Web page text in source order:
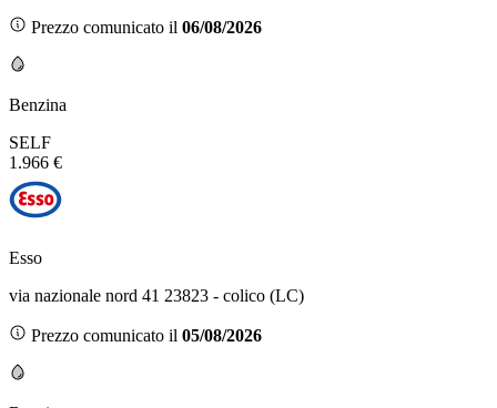
Prezzo comunicato il 06/08/2026
Benzina
SELF
1.966 €
Esso
via nazionale nord 41 23823 - colico (LC)
Prezzo comunicato il 05/08/2026